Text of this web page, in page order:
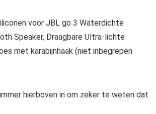
voor JBL go 3 Waterdichte
Speaker, Draagbare Ultra-lichte
met karabijnhaak (niet inbegrepen
hierboven in om zeker te weten dat